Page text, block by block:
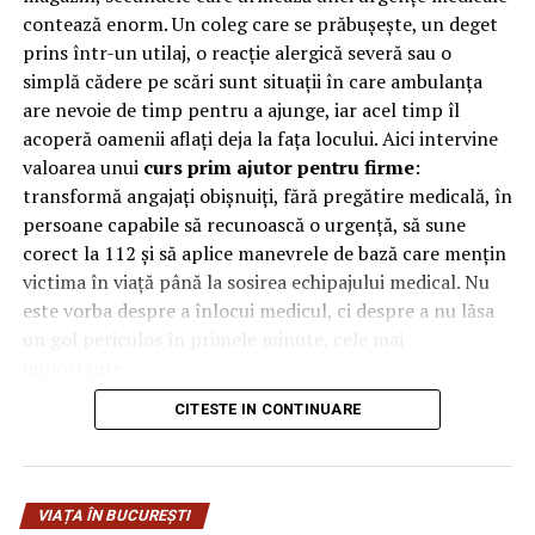
atât în timpul utilizării, cât și în depozitare.
​Verifică etanșeitatea doar cu
apă și săpun
Niciodată, sub nicio formă, nu folosi flacăra brichetei sau
a chibritului pentru a verifica dacă scapă gaz pe la
îmbinări. Aceasta este o greșeală care poate duce la
explozie instantanee. Singura metodă sigură și
acceptată este folosirea unei soluții de apă cu săpun sau
Dacă există o scurgere, oricât de mică, săpunul va forma
trebuie făcută de fiecare dată când schimbi butelia sau
când muți aragazul dintr-un loc în altul. Este o
procedură care durează mai puțin de un minut, dar care
contează enorm. Un coleg care se prăbușește, un deget
prins într-un utilaj, o reacție alergică severă sau o
simplă cădere pe scări sunt situații în care ambulanța
are nevoie de timp pentru a ajunge, iar acel timp îl
acoperă oamenii aflați deja la fața locului. Aici intervine
valoarea unui curs prim ajutor pentru firme:
transformă angajați obișnuiți, fără pregătire medicală, în
persoane capabile să recunoască o urgență, să sune
corect la 112 și să aplice manevrele de bază care mențin
victima în viață până la sosirea echipajului medical. Nu
este vorba despre a înlocui medicul, ci despre a nu lăsa
De ce contează primele minute
la locul de muncă
În multe urgențe grave, deznodământul se decide
CITESTE IN CONTINUARE
VIAȚA ÎN BUCUREȘTI